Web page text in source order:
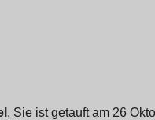
. Sie ist getauft am 26